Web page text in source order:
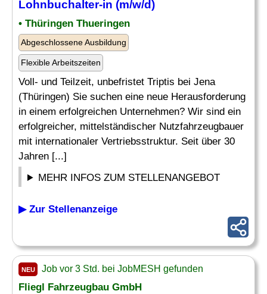
Lohnbuchalter-in (m/w/d)
• Thüringen Thueringen
Abgeschlossene Ausbildung
Flexible Arbeitszeiten
Voll- und Teilzeit, unbefristet Triptis bei Jena
(Thüringen) Sie suchen eine neue Herausforderung
in einem erfolgreichen Unternehmen? Wir sind ein
erfolgreicher, mittelständischer Nutzfahrzeugbauer
mit internationaler Vertriebsstruktur. Seit über 30
Jahren [...]
MEHR INFOS ZUM STELLENANGEBOT
▶ Zur Stellenanzeige
NEU Job vor 3 Std. bei JobMESH gefunden
Fliegl Fahrzeugbau GmbH